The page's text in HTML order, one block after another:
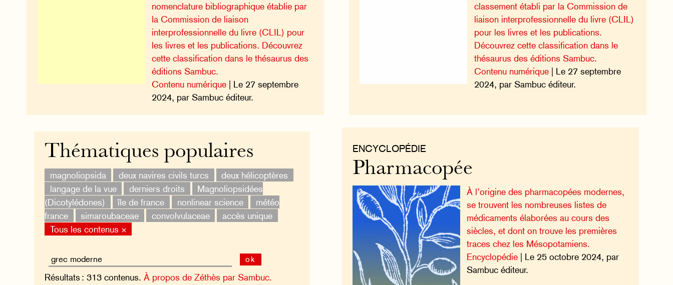
classement établi par la Commission de
liaison interprofessionnelle du livre (CLIL)
pour les livres et les publications.
Découvrez cette classification dans le
thésaurus des éditions Sambuc.
Contenu numérique| Le 27 septembre
2024, par Sambuc éditeur.
nomenclature bibliographique établie par
la Commission de liaison
interprofessionnelle du livre (CLIL) pour
les livres et les publications. Découvrez
cette classification dans le thésaurus des
éditions Sambuc.
Contenu numérique | Le 27 septembre
2024, par Sambuc éditeur.
ENCYCLOPÉDIE
Pharmacopée
À l’origine des pharmacopées modernes,
se trouvent les nombreuses listes de
médicaments élaborées au cours des
siècles, et dont on trouve les premières
traces chez les Mésopotamiens.
Encyclopédie | Le 25 octobre 2024, par
Sambuc éditeur.
Thématiques populaires
magnoliopsida deux navires civils turcs
deux hélicoptères
langage de la vue
derniers droits
Magnoliopsidées
(Dicotylédones)
île de france nonlinear science
météo
france
simaroubaceae convolvulaceae
accès unique
Tous les contenus ×
ok
Résultats : 313 contenus. À propos de Zéthès par Sambuc.